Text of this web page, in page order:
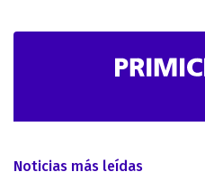
Noticias más leídas